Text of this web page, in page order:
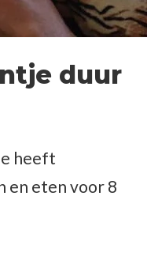
duur
heeft
en eten voor 8